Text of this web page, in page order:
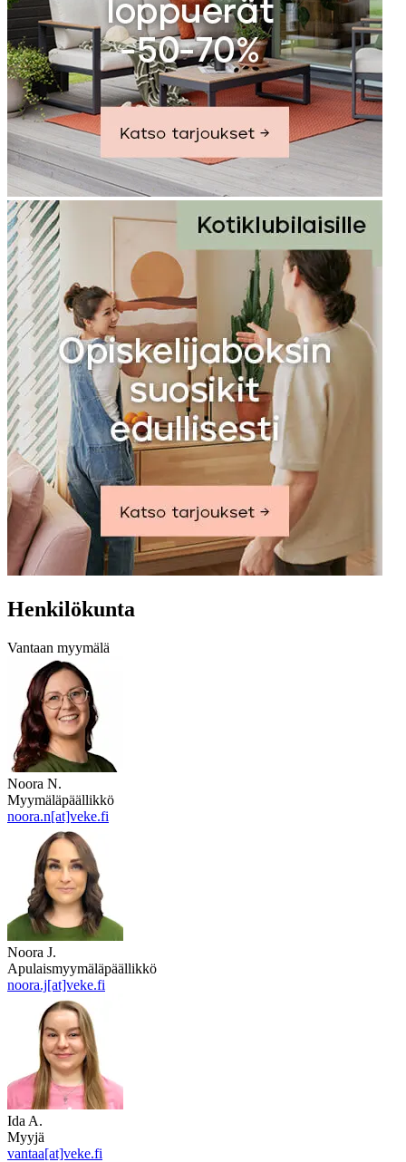
Henkilökunta
Vantaan myymälä
Noora N.
Myymäläpäällikkö
noora.n[at]veke.fi
Noora J.
Apulaismyymäläpäällikkö
noora.j[at]veke.fi
Ida A.
Myyjä
vantaa[at]veke.fi